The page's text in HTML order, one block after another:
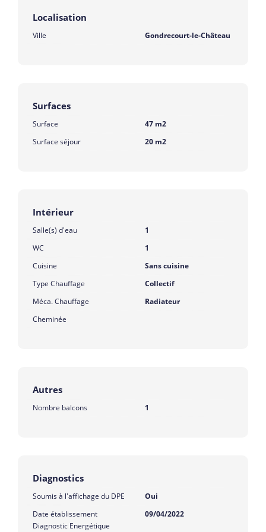
Localisation
Ville Gondrecourt-le-Château
Surfaces
Surface
47 m2
Surface séjour
20 m2
Intérieur
Salle(s) d'eau
1
WC
1
Cuisine
Sans cuisine
Type Chauffage
Collectif
Méca. Chauffage
Radiateur
Cheminée
Autres
Nombre balcons 1
Diagnostics
Soumis à l'affichage du DPE
Oui
Date établissement
Diagnostic Energétique
09/04/2022